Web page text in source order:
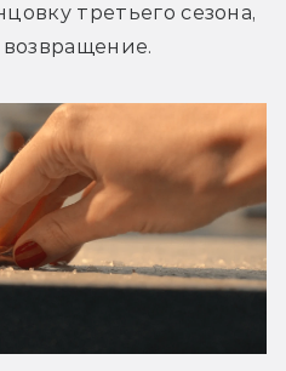
третьего сезона,